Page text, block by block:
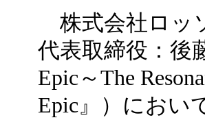
株式会社ロッ
代表取締役：後
Epic～The
Epic』）におい